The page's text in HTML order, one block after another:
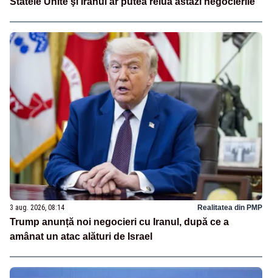
3 aug. 2026, 08:14 Realitatea din PMP
Trump anunță noi negocieri cu Iranul, după ce a
amânat un atac alături de Israel